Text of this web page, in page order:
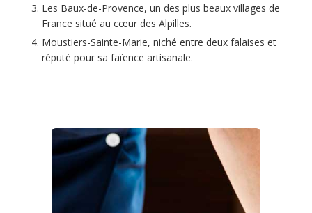
Les Baux-de-Provence, un des plus beaux villages de
France situé au cœur des Alpilles.
Moustiers-Sainte-Marie, niché entre deux falaises et
réputé pour sa faïence artisanale.